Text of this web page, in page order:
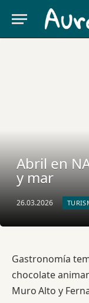
Abril en
y mar
26.03.2026
Gastronomía
chocolate
Muro Alto y